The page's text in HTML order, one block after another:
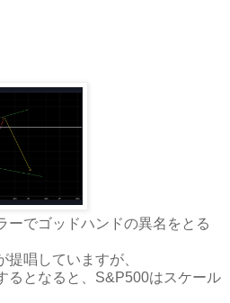
ーでゴッドハンドの異名をとる
唱していますが、
るとなると、S&P500はスケール